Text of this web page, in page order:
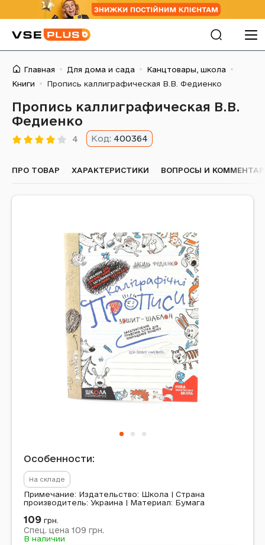
Главная Для дома и сада
Канцтовары, школа
Книги
Пропись каллиграфическая В.В. Федиенко
Пропись каллиграфическая В.В.
Федиенко
4 Код: 400364
ПРО ТОВАР ХАРАКТЕРИСТИКИ ВОПРОСЫ И
Особенности:
На складе
Примечание: Издательство: Школа | Страна
производитель: Украина | Материал: Бумага
109 грн.
Спец. цена 109 грн.
В наличии